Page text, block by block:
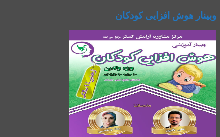
وبینار هوش افزایی کودکان